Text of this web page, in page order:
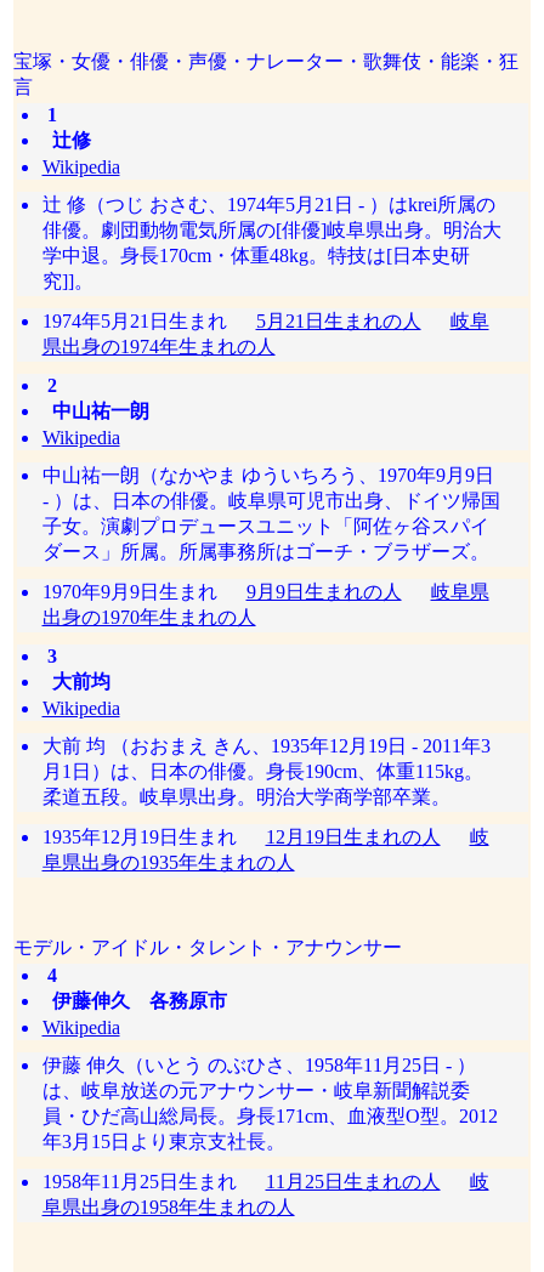
宝塚・女優・俳優・声優・ナレーター・歌舞伎・能楽・狂
言
1
辻修
Wikipedia
辻 修（つじ おさむ、1974年5月21日 - ）はkrei所属の
俳優。劇団動物電気所属の[俳優]岐阜県出身。明治大
学中退。身長170cm・体重48kg。特技は[日本史研
究]]。
1974年5月21日生まれ 5月21日生まれの人
岐阜
県出身の1974年生まれの人
2
中山祐一朗
Wikipedia
中山祐一朗（なかやま ゆういちろう、1970年9月9日
- ）は、日本の俳優。岐阜県可児市出身、ドイツ帰国
子女。演劇プロデュースユニット「阿佐ヶ谷スパイ
ダース」所属。所属事務所はゴーチ・ブラザーズ。
1970年9月9日生まれ 9月9日生まれの人
岐阜県
出身の1970年生まれの人
3
大前均
Wikipedia
大前 均 （おおまえ きん、1935年12月19日 - 2011年3
月1日）は、日本の俳優。身長190cm、体重115kg。
柔道五段。岐阜県出身。明治大学商学部卒業。
1935年12月19日生まれ 12月19日生まれの人
岐
阜県出身の1935年生まれの人
モデル・アイドル・タレント・アナウンサー
4
伊藤伸久 各務原市
Wikipedia
伊藤 伸久（いとう のぶひさ、1958年11月25日 - ）
は、岐阜放送の元アナウンサー・岐阜新聞解説委
員・ひだ高山総局長。身長171cm、血液型O型。2012
年3月15日より東京支社長。
1958年11月25日生まれ 11月25日生まれの人
岐
阜県出身の1958年生まれの人